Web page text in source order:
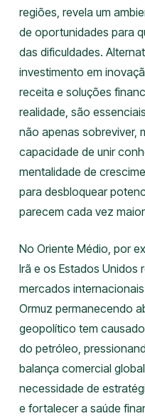
regiões, revela um
de oportunidades para
das dificuldades.
investimento em
receita e soluções
realidade, são
não apenas sobreviver,
capacidade de unir
mentalidade de
para desbloquear
parecem cada vez
No Oriente Médio, por
Irã e os Estados Unidos
mercados
Ormuz permanecendo
geopolítico tem
do petróleo,
balança comercial
necessidade de
e fortalecer a saúde